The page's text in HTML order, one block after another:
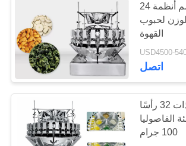
آلة تغليف نصف
أوتوماتيكية
24 رأس 1100 مم أنظمة
لحبوب
القهوة
اتصل
الأوتوماتيكية ذات 32 رأسًا
الفاصوليا
100 جرام